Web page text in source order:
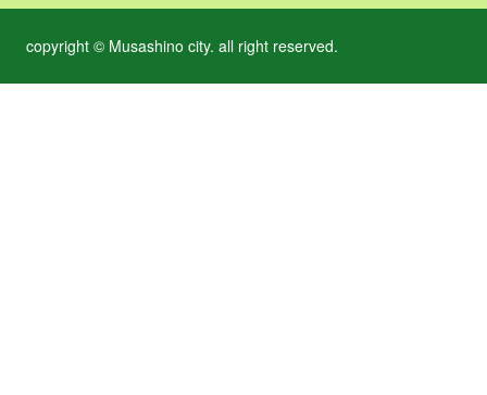
copyright © Musashino city. all right reserved.